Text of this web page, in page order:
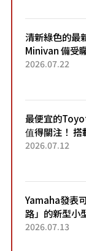
清新綠色的最
Minivan 備受
4.7公尺剛剛好
2026.07.22
最便宜的
值得關注！
22.4公里低油
2026.07.12
Yamaha發表
路」的新型小
能享受超強勁
2026.07.13